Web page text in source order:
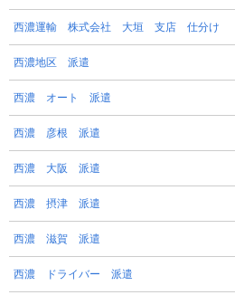
西濃運輸 株式会社 大垣 支店 仕分け
西濃地区 派遣
西濃 オート 派遣
西濃 彦根 派遣
西濃 大阪 派遣
西濃 摂津 派遣
西濃 滋賀 派遣
西濃 ドライバー 派遣